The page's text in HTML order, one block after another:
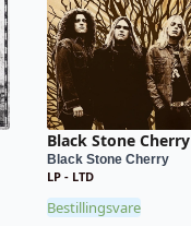
Black Stone Cherry
Black Stone Cherry
LP - LTD
Bestillingsvare